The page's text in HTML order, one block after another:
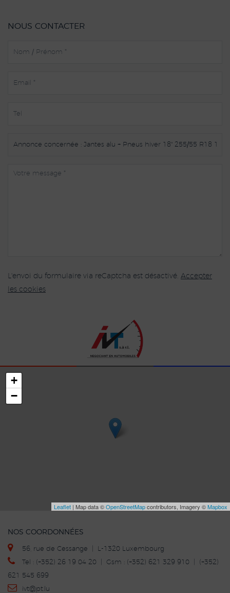
NOUS CONTACTER
L'envoi du formulaire via reCaptcha est désactivé. Accepter
les cookies
+
−
Leaflet | Map data ©OpenStreetMapcontributors, Imagery ©Mapbox
NOS COORDONNÉES
56, rue de Cessange | L-1320 Luxembourg
Tel : (+352) 26 19 04 20 | Gsm : (+352) 621 329 910 | (+352)
621 545 699
ivt@pt.lu